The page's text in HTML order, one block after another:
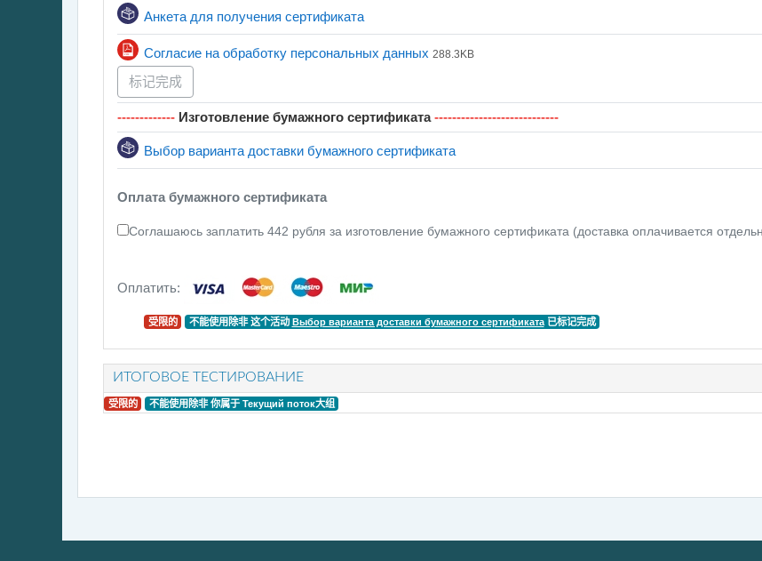
Анкета для получения сертификата
反馈
Согласие на обработку персональных данных
文件 288.3KB
标记完成
------------- Изготовление бумажного сертификата----------------------------
Выбор варианта доставки бумажного сертификата
反馈
Оплата бумажного сертификата
Соглашаюсь заплатить 442 рубля за изготовление бумажного сертификата (доставка оплачивается
Оплатить:
受限的 不能使用除非 这个活动 Выбор варианта доставки бумажного сертификата已标记完成
ИТОГОВОЕ ТЕСТИРОВАНИЕ
受限的 不能使用除非 你属于 Текущий поток大组